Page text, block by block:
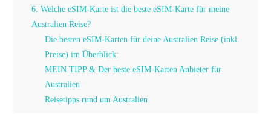
6. Welche eSIM-Karte ist die beste eSIM-Karte für meine
Australien Reise?
Die besten eSIM-Karten für deine Australien Reise (inkl.
Preise) im Überblick:
MEIN TIPP & Der beste eSIM-Karten Anbieter für
Australien
Reisetipps rund um Australien